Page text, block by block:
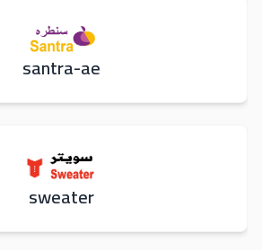
santra-ae
sweater